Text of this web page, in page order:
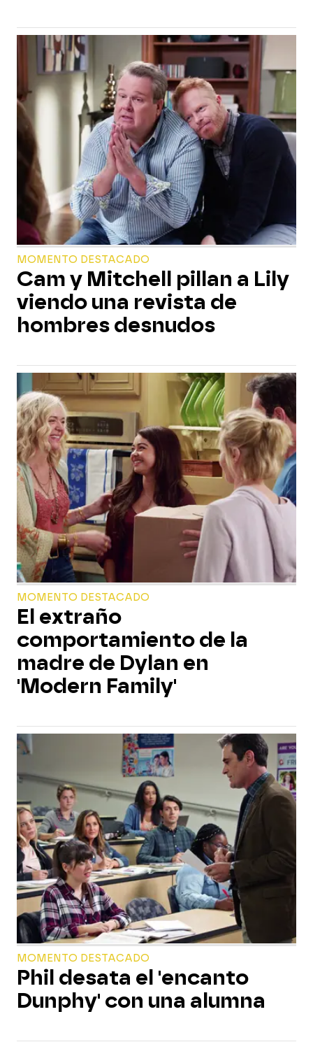
MOMENTO DESTACADO
Cam y Mitchell pillan a Lily
viendo una revista de
hombres desnudos
MOMENTO DESTACADO
El extraño
comportamiento de la
madre de Dylan en
'Modern Family'
MOMENTO DESTACADO
Phil desata el 'encanto
Dunphy' con una alumna